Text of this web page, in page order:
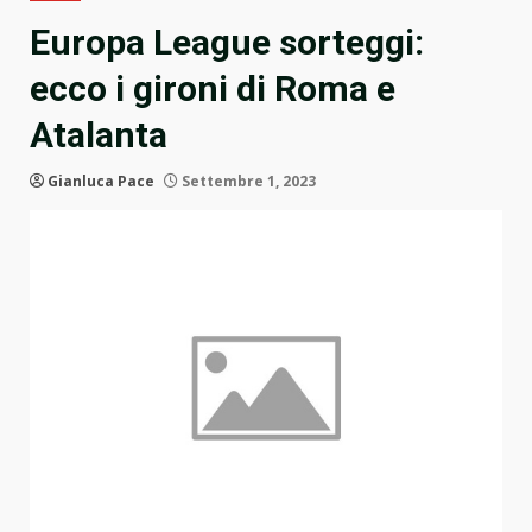
Europa League sorteggi:
ecco i gironi di Roma e
Atalanta
Gianluca Pace Settembre 1, 2023